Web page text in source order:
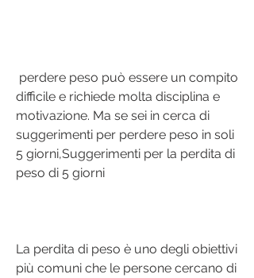
difficile e richiede molta disciplina e
motivazione. Ma se sei in cerca di
suggerimenti per perdere peso in soli
5 giorni,Suggerimenti per la perdita di
peso di 5 giorni
La perdita di peso è uno degli obiettivi
più comuni che le persone cercano di